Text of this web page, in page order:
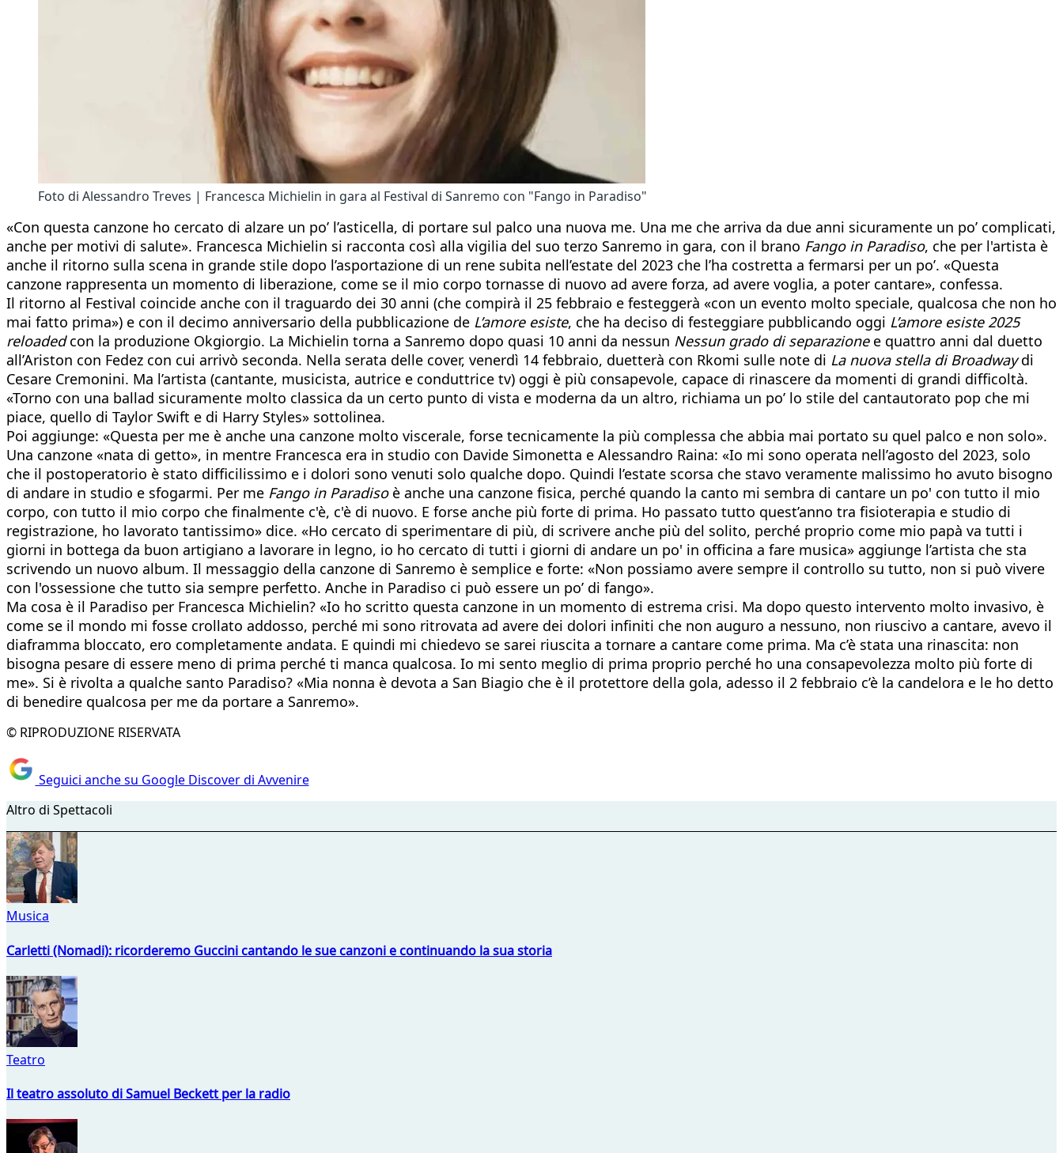
Foto di Alessandro Treves | Francesca Michielin in gara al Festival di Sanremo con "Fango in Paradiso"
«Con questa canzone ho cercato di alzare un po’ l’asticella, di portare sul palco una nuova me. Una me che arriva da due anni sicuramente un po’ complicati,
anche per motivi di salute». Francesca Michielin si racconta così alla vigilia del suo terzo Sanremo in gara, con il brano Fango in Paradiso, che per l'artista è
anche il ritorno sulla scena in grande stile dopo l’asportazione di un rene subita nell’estate del 2023 che l’ha costretta a fermarsi per un po’. «Questa
canzone rappresenta un momento di liberazione, come se il mio corpo tornasse di nuovo ad avere forza, ad avere voglia, a poter cantare», confessa.
Il ritorno al Festival coincide anche con il traguardo dei 30 anni (che compirà il 25 febbraio e festeggerà «con un evento molto speciale, qualcosa che non ho
mai fatto prima») e con il decimo anniversario della pubblicazione de L’amore esiste, che ha deciso di festeggiare pubblicando oggi L’amore esiste 2025
reloadedcon la produzione Okgiorgio. La Michielin torna a Sanremo dopo quasi 10 anni da nessun Nessun grado di separazionee quattro anni dal duetto
all’Ariston con Fedez con cui arrivò seconda. Nella serata delle cover, venerdì 14 febbraio, duetterà con Rkomi sulle note di La nuova stella di Broadwaydi
Cesare Cremonini. Ma l’artista (cantante, musicista, autrice e conduttrice tv) oggi è più consapevole, capace di rinascere da momenti di grandi difficoltà.
«Torno con una ballad sicuramente molto classica da un certo punto di vista e moderna da un altro, richiama un po’ lo stile del cantautorato pop che mi
piace, quello di Taylor Swift e di Harry Styles» sottolinea.
Poi aggiunge: «Questa per me è anche una canzone molto viscerale, forse tecnicamente la più complessa che abbia mai portato su quel palco e non solo».
Una canzone «nata di getto», in mentre Francesca era in studio con Davide Simonetta e Alessandro Raina: «Io mi sono operata nell’agosto del 2023, solo
che il postoperatorio è stato difficilissimo e i dolori sono venuti solo qualche dopo. Quindi l’estate scorsa che stavo veramente malissimo ho avuto bisogno
di andare in studio e sfogarmi. Per me Fango in Paradisoè anche una canzone fisica, perché quando la canto mi sembra di cantare un po' con tutto il mio
corpo, con tutto il mio corpo che finalmente c'è, c'è di nuovo. E forse anche più forte di prima. Ho passato tutto quest’anno tra fisioterapia e studio di
registrazione, ho lavorato tantissimo» dice. «Ho cercato di sperimentare di più, di scrivere anche più del solito, perché proprio come mio papà va tutti i
giorni in bottega da buon artigiano a lavorare in legno, io ho cercato di tutti i giorni di andare un po' in officina a fare musica» aggiunge l’artista che sta
scrivendo un nuovo album. Il messaggio della canzone di Sanremo è semplice e forte: «Non possiamo avere sempre il controllo su tutto, non si può vivere
con l'ossessione che tutto sia sempre perfetto. Anche in Paradiso ci può essere un po’ di fango».
Ma cosa è il Paradiso per Francesca Michielin? «Io ho scritto questa canzone in un momento di estrema crisi. Ma dopo questo intervento molto invasivo, è
come se il mondo mi fosse crollato addosso, perché mi sono ritrovata ad avere dei dolori infiniti che non auguro a nessuno, non riuscivo a cantare, avevo il
diaframma bloccato, ero completamente andata. E quindi mi chiedevo se sarei riuscita a tornare a cantare come prima. Ma c’è stata una rinascita: non
bisogna pesare di essere meno di prima perché ti manca qualcosa. Io mi sento meglio di prima proprio perché ho una consapevolezza molto più forte di
me». Si è rivolta a qualche santo Paradiso? «Mia nonna è devota a San Biagio che è il protettore della gola, adesso il 2 febbraio c’è la candelora e le ho detto
di benedire qualcosa per me da portare a Sanremo».
© RIPRODUZIONE RISERVATA
Seguici anche su Google Discover di Avvenire
Altro di Spettacoli
Musica
Carletti (Nomadi): ricorderemo Guccini cantando le sue canzoni e continuando la sua storia
Teatro
Il teatro assoluto di Samuel Beckett per la radio